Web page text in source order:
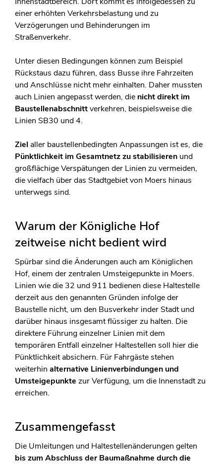
einer erhöhten Verkehrsbelastung und zu
Verzögerungen und Behinderungen im
Straßenverkehr.
Unter diesen Bedingungen können zum Beispiel
Rückstaus dazu führen, dass Busse ihre Fahrzeiten
und Anschlüsse nicht mehr einhalten. Daher mussten
auch Linien angepasst werden, die nicht direkt im
Baustellenabschnittverkehren, beispielsweise die
Linien SB30 und 4.
Ziel aller baustellenbedingten Anpassungen ist es, die
Pünktlichkeit im Gesamtnetz zu stabilisieren und
großflächige Verspätungen der Linien zu vermeiden,
die vielfach über das Stadtgebiet von Moers hinaus
unterwegs sind.
Warum der Königliche Hof
zeitweise nicht bedient wird
Spürbar sind die Änderungen auch am Königlichen
Hof, einem der zentralen Umsteigepunkte in Moers.
Linien wie die 32 und 911 bedienen diese Haltestelle
derzeit aus den genannten Gründen infolge der
Baustelle nicht, um den Busverkehr inder Stadt und
darüber hinaus insgesamt flüssiger zu halten. Die
direktere Führung einzelner Linien mit dem
temporären Entfall einzelner Haltestellen soll hier die
Pünktlichkeit absichern. Für Fahrgäste stehen
weiterhin alternative Linienverbindungen und
Umsteigepunkte zur Verfügung, um die Innenstadt zu
erreichen.
Zusammengefasst
Die Umleitungen und Haltestellenänderungen gelten
bis zum Abschluss der Baumaßnahme durch die